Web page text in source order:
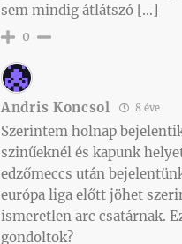
sem mindig átlátszó […]
0
Andris Koncsol 8 éve
Szerintem holnap
szinűeknél és kapunk
edzőmeccs után
európa liga előtt jöhet
ismeretlen arc csatárnak.
gondoltok?